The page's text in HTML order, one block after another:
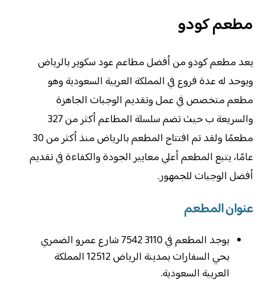
مطعم كودو
يعد مطعم كودو من أفضل مطاعم عود سكوير بالرياض
ويوحد له عدة فروع في المملكة العربية السعودية وهو
مطعم متخصص في عمل وتقديم الوجبات الجاهزة
والسريعة ب حيث تضم سلسلة المطاعم أكثر من 327
مطعمًا ولقد تم افتتاح المطعم بالرياض منذ أكثر من 30
عامًا، يتبع المطعم أعلي معايير الجودة والكفاءة في تقديم
أفضل الوجبات للجمهور.
عنوان المطعم
‏يوجد المطعم في 3110 7542 شارع عمرو الضمري
بحي السفارات بمدينة الرياض 12512 المملكة
العربية السعودية.